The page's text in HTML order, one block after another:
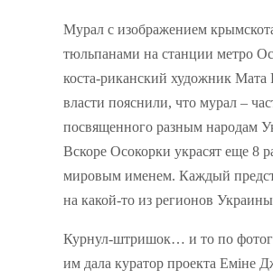
Мурал с изображением
тюльпанами на станции метро
коста-риканский художник
власти пояснили, что мурал –
посвященного разным народам
Вскоре Осокорки украсят еще 8
мировым именем. Каждый
на какой-то из регионов
Курнул-штришок… и то по
им дала куратор проекта Еміне